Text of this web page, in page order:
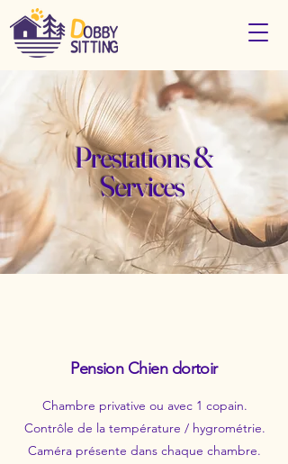
Prestations &
Services
Pension Chien dortoir
Chambre privative ou avec 1 copain.
Contrôle de la température / hygrométrie.
Caméra présente dans chaque chambre.